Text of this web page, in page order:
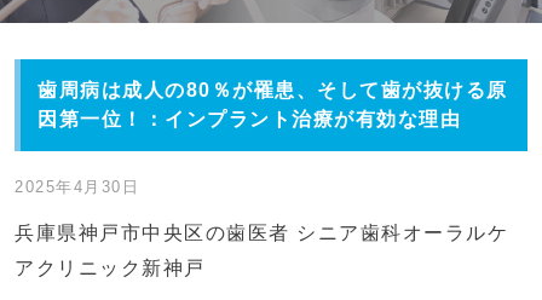
歯周病は成人の80％が罹患、そして歯が抜ける原
因第一位！：インプラント治療が有効な理由
2025年4月30日
兵庫県神戸市中央区の歯医者 シニア歯科オーラルケ
アクリニック新神戸